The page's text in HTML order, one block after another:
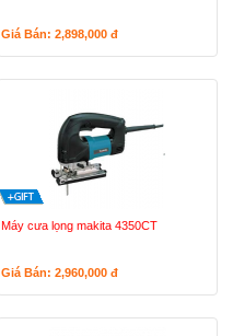
Giá Bán: 2,898,000 đ
Máy cưa lọng makita 4350CT
Giá Bán: 2,960,000 đ